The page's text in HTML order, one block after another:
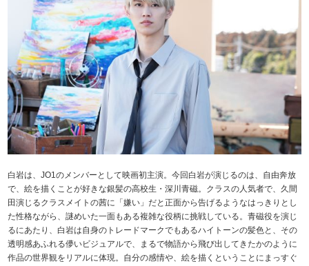
白岩は、JO1のメンバーとして映画初主演。今回白岩が演じるのは、自由奔放
で、絵を描くことが好きな銀髪の高校生・深川青磁。クラスの人気者で、久間
田演じるクラスメイトの茜に「嫌い」だと正面から告げるようなはっきりとし
た性格ながら、謎めいた一面もある複雑な役柄に挑戦している。青磁役を演じ
るにあたり、白岩は自身のトレードマークでもあるハイトーンの髪色と、その
透明感あふれる儚いビジュアルで、まるで物語から飛び出してきたかのように
作品の世界観をリアルに体現。自分の感情や、絵を描くということにまっすぐ